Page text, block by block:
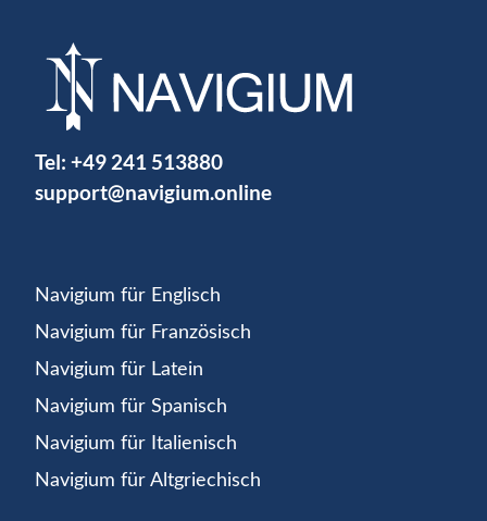
Tel: +49 241 513880
support@navigium.online
Navigium für Englisch
Navigium für Französisch
Navigium für Latein
Navigium für Spanisch
Navigium für Italienisch
Navigium für Altgriechisch